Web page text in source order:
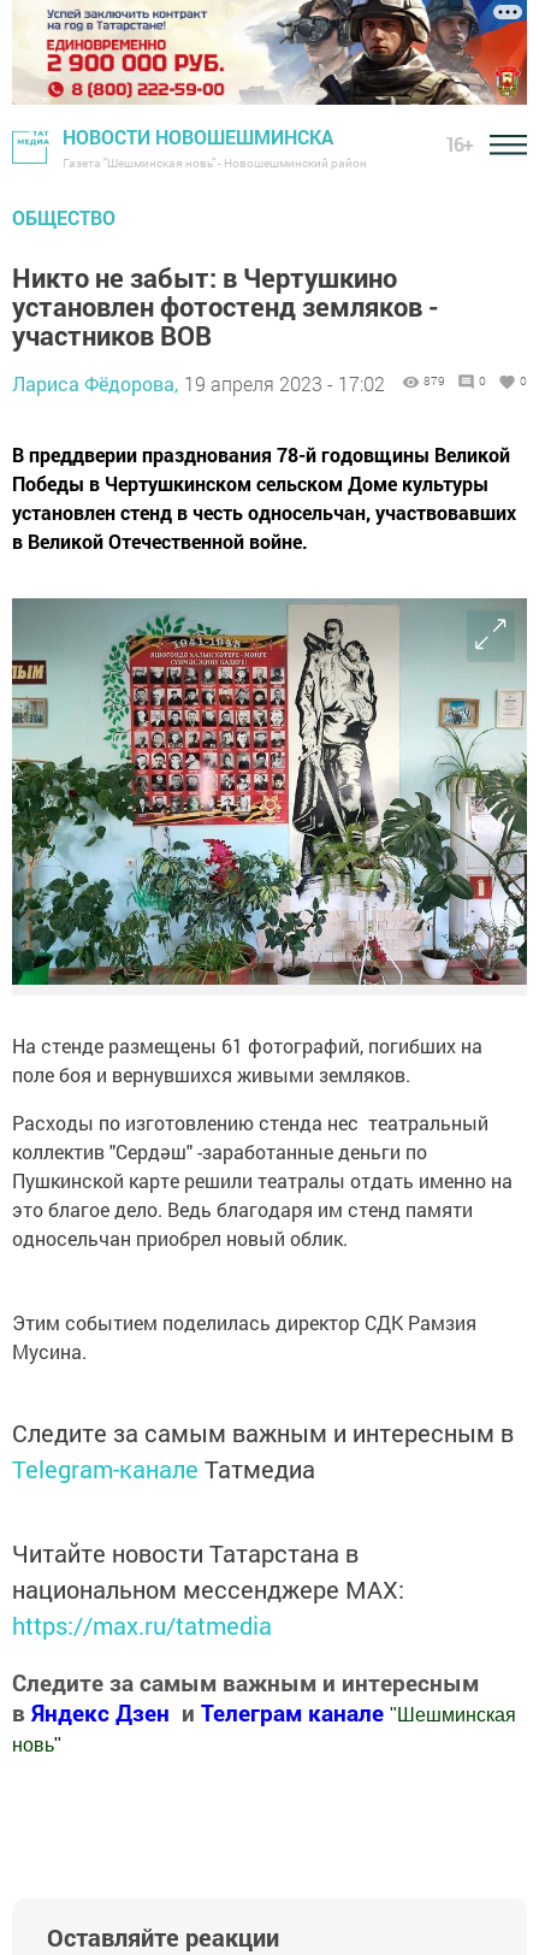
НОВОСТИ НОВОШЕШМИНСКА
Газета "Шешминская новь" - Новошешминский район
16+
ОБЩЕСТВО
Никто не забыт: в Чертушкино
установлен фотостенд земляков -
участников ВОВ
Лариса Фёдорова, 19 апреля 2023 - 17:02 879 0 0
В преддверии празднования 78-й годовщины Великой
Победы в Чертушкинском сельском Доме культуры
установлен стенд в честь односельчан, участвовавших
в Великой Отечественной войне.
На стенде размещены 61 фотографий, погибших на
поле боя и вернувшихся живыми земляков.
Расходы по изготовлению стенда нес театральный
коллектив "Сердәш" -заработанные деньги по
Пушкинской карте решили театралы отдать именно на
это благое дело. Ведь благодаря им стенд памяти
односельчан приобрел новый облик.
Этим событием поделилась директор СДК Рамзия
Мусина.
Следите за самым важным и интересным в
Telegram-канале Татмедиа
Читайте новости Татарстана в
национальном мессенджере MАХ:
https://max.ru/tatmedia
Следите за самым важным и интересным
в Яндекс Дзен и Телеграм канале " Шешминская
новь"
Оставляйте реакции